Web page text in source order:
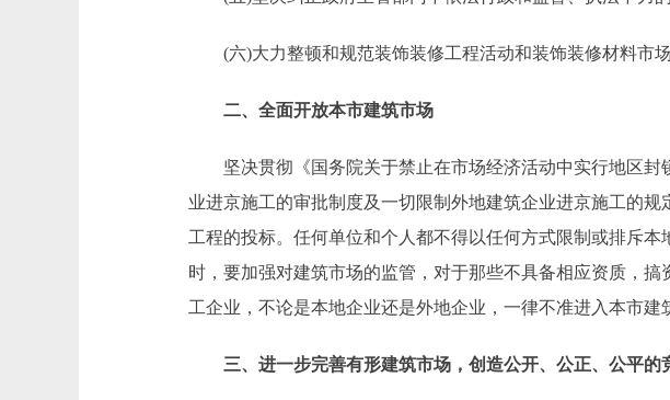
(六)大力整顿和规范装饰装修工程活动和装饰装修材料市场
二、全面开放本市建筑市场
坚决贯彻《国务院关于禁止在市场经济活动中实行地区封
业进京施工的审批制度及一切限制外地建筑企业进京施工的
工程的投标。任何单位和个人都不得以任何方式限制或排斥
时，要加强对建筑市场的监管，对于那些不具备相应资质，
工企业，不论是本地企业还是外地企业，一律不准进入本市建
三、进一步完善有形建筑市场，创造公开、公正、公平的